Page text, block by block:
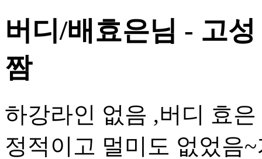
버디/배효은님 - 고
짬
하강라인 없음 ,버디 효
정적이고 멀미도 없었음